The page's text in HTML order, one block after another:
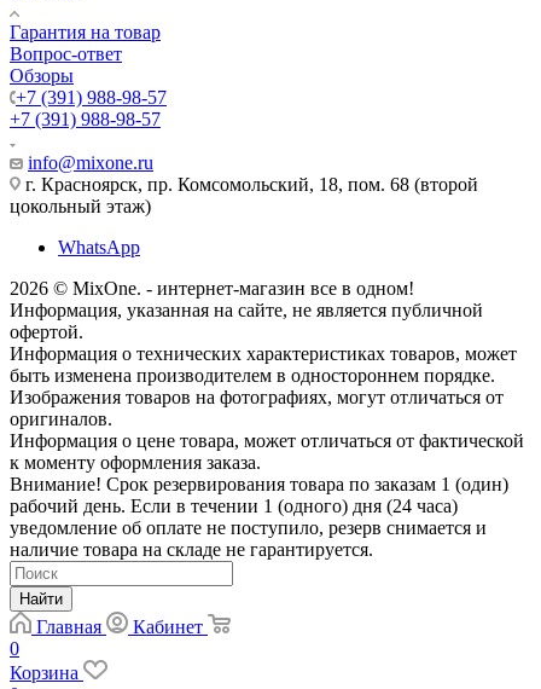
Гарантия на товар
Вопрос-ответ
Обзоры
+7 (391) 988-98-57
+7 (391) 988-98-57
info@mixone.ru
г. Красноярск, пр. Комсомольский, 18, пом. 68 (второй
цокольный этаж)
WhatsApp
2026 © MixOne. - интернет-магазин все в одном!
Информация, указанная на сайте, не является публичной
офертой.
Информация о технических характеристиках товаров, может
быть изменена производителем в одностороннем порядке.
Изображения товаров на фотографиях, могут отличаться от
оригиналов.
Информация о цене товара, может отличаться от фактической
к моменту оформления заказа.
Внимание! Срок резервирования товара по заказам 1 (один)
рабочий день. Если в течении 1 (одного) дня (24 часа)
уведомление об оплате не поступило, резерв снимается и
наличие товара на складе не гарантируется.
Найти
Главная
Кабинет
0
Корзина